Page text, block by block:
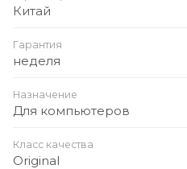
Китай
Гарантия
неделя
Назначение
Для компьютеров
Класс качества
Original